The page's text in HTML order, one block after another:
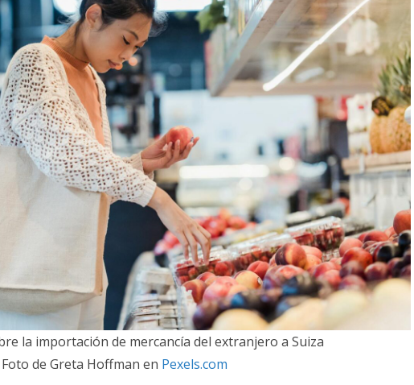
la importación de mercancía del extranjero a Suiza
Foto de Greta Hoffman en Pexels.com